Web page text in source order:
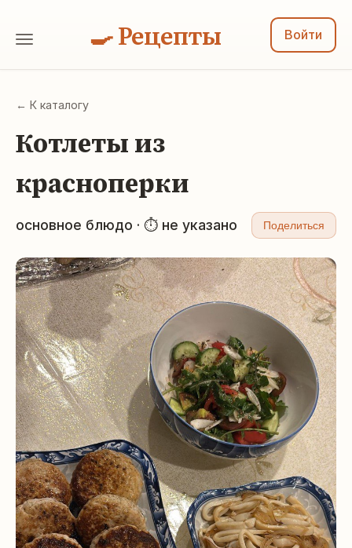
🍳 Рецепты Войти
← К каталогу
Котлеты из
красноперки
основное блюдо · ⏱ не указано Поделиться